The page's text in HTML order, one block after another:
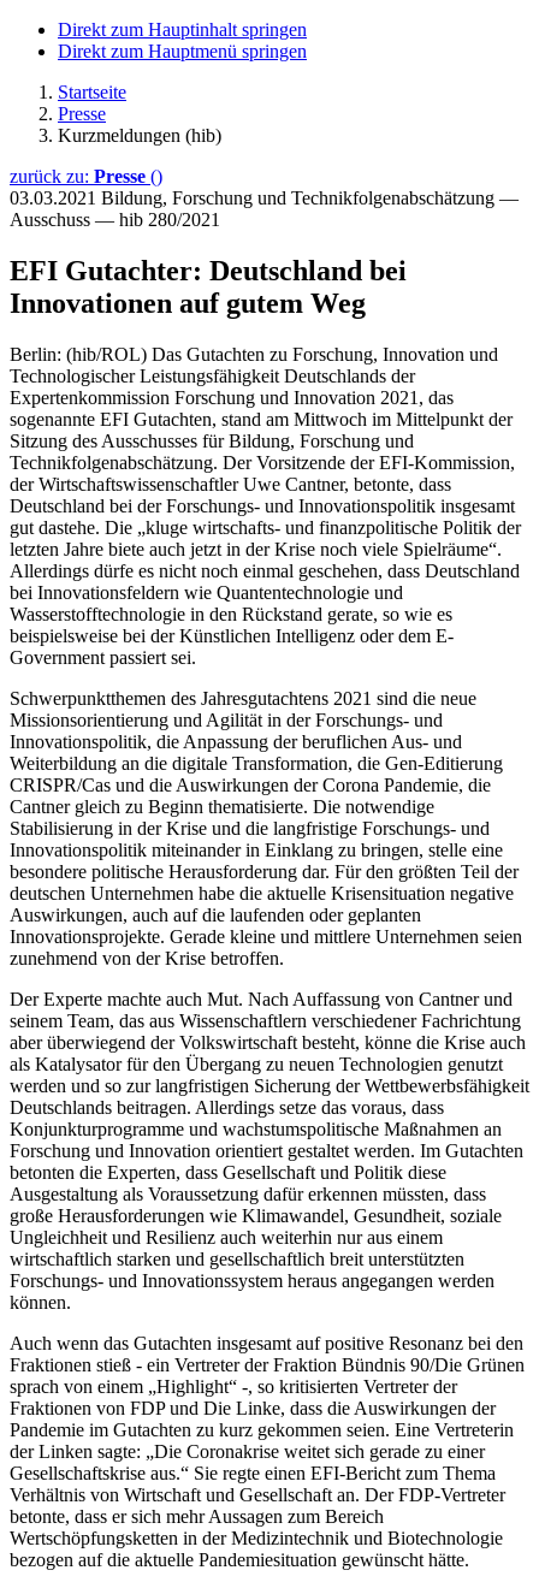
Direkt zum Hauptinhalt springen
Direkt zum Hauptmenü springen
Startseite
Presse
Kurzmeldungen (hib)
zurück zu: Presse ()
03.03.2021 Bildung, Forschung und Technikfolgenabschätzung —
Ausschuss — hib 280/2021
EFI Gutachter: Deutschland bei
Innovationen auf gutem Weg
Berlin: (hib/ROL) Das Gutachten zu Forschung, Innovation und
Technologischer Leistungsfähigkeit Deutschlands der
Expertenkommission Forschung und Innovation 2021, das
sogenannte EFI Gutachten, stand am Mittwoch im Mittelpunkt der
Sitzung des Ausschusses für Bildung, Forschung und
Technikfolgenabschätzung. Der Vorsitzende der EFI-Kommission,
der Wirtschaftswissenschaftler Uwe Cantner, betonte, dass
Deutschland bei der Forschungs- und Innovationspolitik insgesamt
gut dastehe. Die „kluge wirtschafts- und finanzpolitische Politik der
letzten Jahre biete auch jetzt in der Krise noch viele Spielräume“.
Allerdings dürfe es nicht noch einmal geschehen, dass Deutschland
bei Innovationsfeldern wie Quantentechnologie und
Wasserstofftechnologie in den Rückstand gerate, so wie es
beispielsweise bei der Künstlichen Intelligenz oder dem E-
Government passiert sei.
Schwerpunktthemen des Jahresgutachtens 2021 sind die neue
Missionsorientierung und Agilität in der Forschungs- und
Innovationspolitik, die Anpassung der beruflichen Aus- und
Weiterbildung an die digitale Transformation, die Gen-Editierung
CRISPR/Cas und die Auswirkungen der Corona Pandemie, die
Cantner gleich zu Beginn thematisierte. Die notwendige
Stabilisierung in der Krise und die langfristige Forschungs- und
Innovationspolitik miteinander in Einklang zu bringen, stelle eine
besondere politische Herausforderung dar. Für den größten Teil der
deutschen Unternehmen habe die aktuelle Krisensituation negative
Auswirkungen, auch auf die laufenden oder geplanten
Innovationsprojekte. Gerade kleine und mittlere Unternehmen seien
zunehmend von der Krise betroffen.
Der Experte machte auch Mut. Nach Auffassung von Cantner und
seinem Team, das aus Wissenschaftlern verschiedener Fachrichtung
aber überwiegend der Volkswirtschaft besteht, könne die Krise auch
als Katalysator für den Übergang zu neuen Technologien genutzt
werden und so zur langfristigen Sicherung der Wettbewerbsfähigkeit
Deutschlands beitragen. Allerdings setze das voraus, dass
Konjunkturprogramme und wachstumspolitische Maßnahmen an
Forschung und Innovation orientiert gestaltet werden. Im Gutachten
betonten die Experten, dass Gesellschaft und Politik diese
Ausgestaltung als Voraussetzung dafür erkennen müssten, dass
große Herausforderungen wie Klimawandel, Gesundheit, soziale
Ungleichheit und Resilienz auch weiterhin nur aus einem
wirtschaftlich starken und gesellschaftlich breit unterstützten
Forschungs- und Innovationssystem heraus angegangen werden
können.
Auch wenn das Gutachten insgesamt auf positive Resonanz bei den
Fraktionen stieß - ein Vertreter der Fraktion Bündnis 90/Die Grünen
sprach von einem „Highlight“ -, so kritisierten Vertreter der
Fraktionen von FDP und Die Linke, dass die Auswirkungen der
Pandemie im Gutachten zu kurz gekommen seien. Eine Vertreterin
der Linken sagte: „Die Coronakrise weitet sich gerade zu einer
Gesellschaftskrise aus.“ Sie regte einen EFI-Bericht zum Thema
Verhältnis von Wirtschaft und Gesellschaft an. Der FDP-Vertreter
betonte, dass er sich mehr Aussagen zum Bereich
Wertschöpfungsketten in der Medizintechnik und Biotechnologie
bezogen auf die aktuelle Pandemiesituation gewünscht hätte.